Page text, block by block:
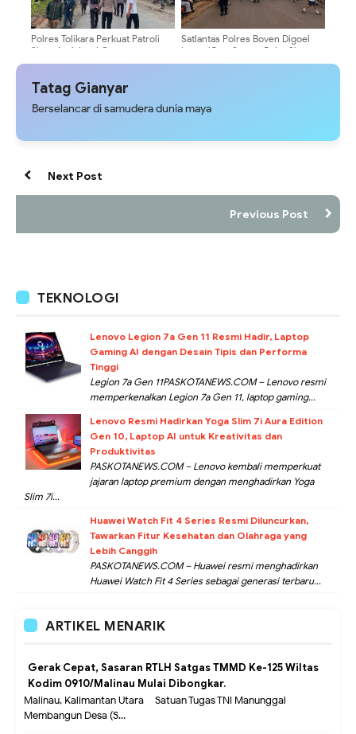
Polres Tolikara Perkuat Patroli
Siaga Antisipasi Gangguan
Kamtibmas di Karubagat
Satlantas Polres Boven Digoel
Intensifkan Strong Point Siang,
Wujudkan Keamanan Pelajar saat
Tatag Gianyar
Berselancar di samudera dunia maya
Next Post
Previous Post
TEKNOLOGI
Lenovo Legion 7a Gen 11 Resmi Hadir, Laptop
Gaming AI dengan Desain Tipis dan Performa
Tinggi
Legion 7a Gen 11PASKOTANEWS.COM – Lenovo resmi
memperkenalkan Legion 7a Gen 11, laptop gaming...
Lenovo Resmi Hadirkan Yoga Slim 7i Aura Edition
Gen 10, Laptop AI untuk Kreativitas dan
Produktivitas
PASKOTANEWS.COM – Lenovo kembali memperkuat
jajaran laptop premium dengan menghadirkan Yoga
Slim 7i...
Huawei Watch Fit 4 Series Resmi Diluncurkan,
Tawarkan Fitur Kesehatan dan Olahraga yang
Lebih Canggih
PASKOTANEWS.COM – Huawei resmi menghadirkan
Huawei Watch Fit 4 Series sebagai generasi terbaru...
ARTIKEL MENARIK
Gerak Cepat, Sasaran RTLH Satgas TMMD Ke-125 Wiltas
Kodim 0910/Malinau Mulai Dibongkar.
Malinau, Kalimantan Utara – Satuan Tugas TNI Manunggal
Membangun Desa (S...